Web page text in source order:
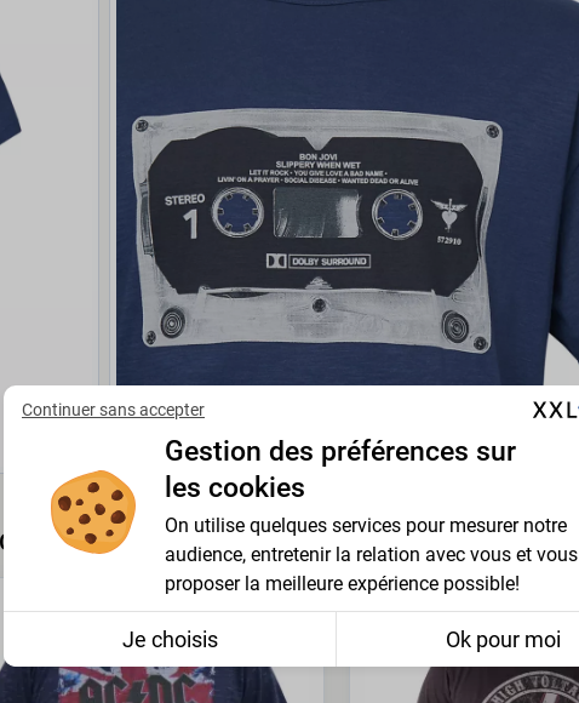
PROMO -35%
Continuer sans accepter
Gestion des préférences sur
les cookies
On utilise quelques services pour mesurer notre
audience, entretenir la relation avec vous et vous
proposer la meilleure expérience possible!
Je choisis Ok pour moi